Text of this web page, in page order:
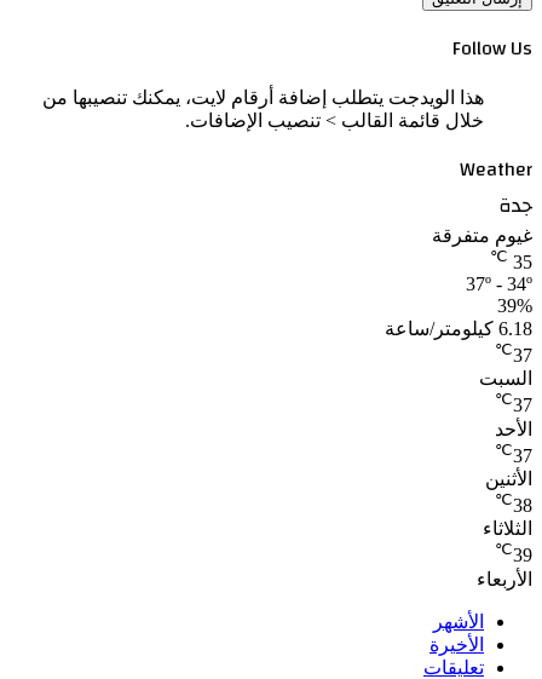
Follow Us
هذا الويدجت يتطلب إضافة أرقام لايت، يمكنك تنصيبها من
خلال قائمة القالب > تنصيب الإضافات.
Weather
جدة
غيوم متفرقة
35
℃
37º - 34º
39%
6.18 كيلومتر/ساعة
37
℃
السبت
37
℃
الأحد
37
℃
الأثنين
38
℃
الثلاثاء
39
℃
الأربعاء
الأشهر
الأخيرة
تعليقات